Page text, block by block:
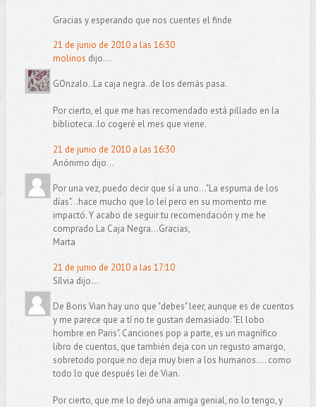
Gracias y esperando que nos cuentes el finde
21 de junio de 2010 a las 16:30
molinos dijo...
GOnzalo..La caja negra..de los demás pasa.
Por cierto, el que me has recomendado está pillado en la
biblioteca..lo cogeré el mes que viene.
21 de junio de 2010 a las 16:30
Anónimo dijo...
Por una vez, puedo decir que sí a uno..."La espuma de los
días"...hace mucho que lo leí pero en su momento me
impactó. Y acabo de seguir tu recomendación y me he
comprado La Caja Negra...Gracias,
Marta
21 de junio de 2010 a las 17:10
Sílvia dijo...
De Boris Vian hay uno que "debes" leer, aunque es de cuentos
y me parece que a tí no te gustan demasiado: "El lobo
hombre en Paris". Canciones pop a parte, es un magnífico
libro de cuentos, que también deja con un regusto amargo,
sobretodo porque no deja muy bien a los humanos.... como
todo lo que después lei de Vian.
Por cierto, que me lo dejó una amiga genial, no lo tengo, y